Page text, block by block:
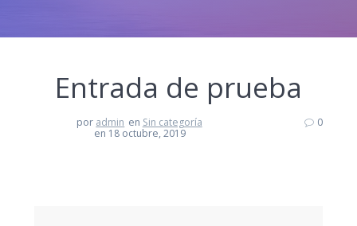
Entrada de prueba
por admin en Sin categoría
en 18 octubre, 2019
0